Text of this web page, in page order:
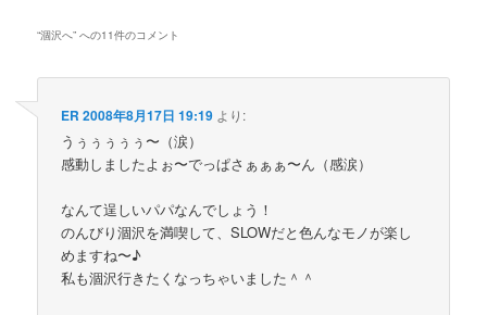
“涸沢へ” への11件のコメント
ER 2008年8月17日 19:19 より:
うぅぅぅぅぅ〜（涙）
感動しましたよぉ〜でっぱさぁぁぁ〜ん（感涙）
なんて逞しいパパなんでしょう！
のんびり涸沢を満喫して、SLOWだと色んなモノが楽し
めますね〜♪
私も涸沢行きたくなっちゃいました＾＾